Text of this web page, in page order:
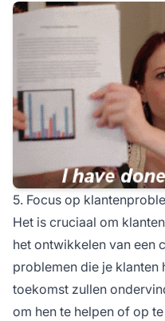
5. Focus op
Het is cruciaal om
het ontwikkelen van een
problemen die je
toekomst zullen
om hen te helpen of op